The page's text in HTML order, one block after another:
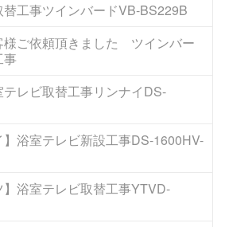
工事ツインバードVB-BS229B
様ご依頼頂きました ツインバー
事
レビ取替工事リンナイDS-
浴室テレビ新設工事DS-1600HV-
浴室テレビ取替工事YTVD-